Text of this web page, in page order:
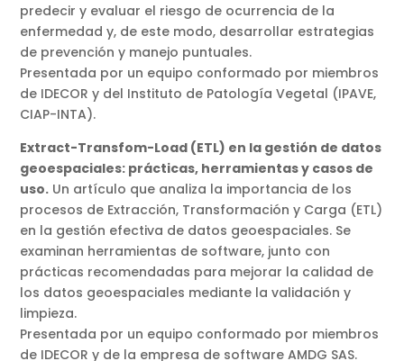
predecir y evaluar el riesgo de ocurrencia de la
enfermedad y, de este modo, desarrollar estrategias
de prevención y manejo puntuales.
Presentada por un equipo conformado por miembros
de IDECOR y del Instituto de Patología Vegetal (IPAVE,
CIAP-INTA).
Extract-Transfom-Load (ETL) en la gestión de datos
geoespaciales: prácticas, herramientas y casos de
uso. Un artículo que analiza la importancia de los
procesos de Extracción, Transformación y Carga (ETL)
en la gestión efectiva de datos geoespaciales. Se
examinan herramientas de software, junto con
prácticas recomendadas para mejorar la calidad de
los datos geoespaciales mediante la validación y
limpieza.
Presentada por un equipo conformado por miembros
de IDECOR y de la empresa de software AMDG SAS.